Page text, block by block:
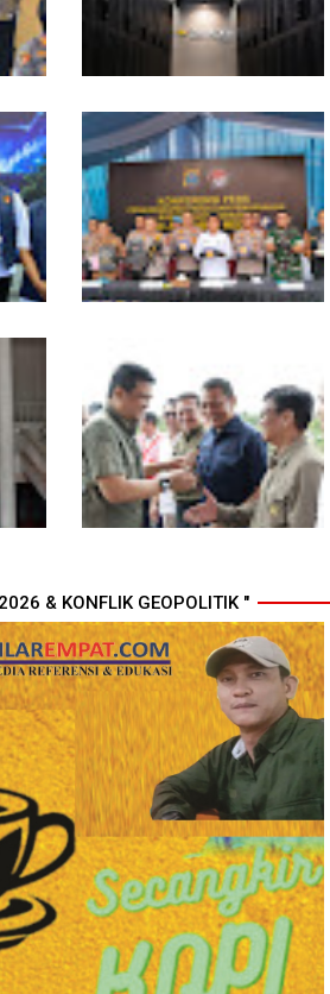
Penyumbang Tertinggi
Indosat, Ooredoo Group,
Nokia, dan NVIDIA Luncurkan
Zankore by Indosat, Siap
Layani Kawasan Asia-Pasifik
dengan Platform Infrastruktur
AI Terintegerasi
Selama 300 Hari, Polrestabes
Medan Tangkap 1.434
Tersangka Narkoba
Komisi D DPRDSU Ikut Gubsu
Bobby Nasution Berkantor di
Nias
& KONFLIK GEOPOLITIK "